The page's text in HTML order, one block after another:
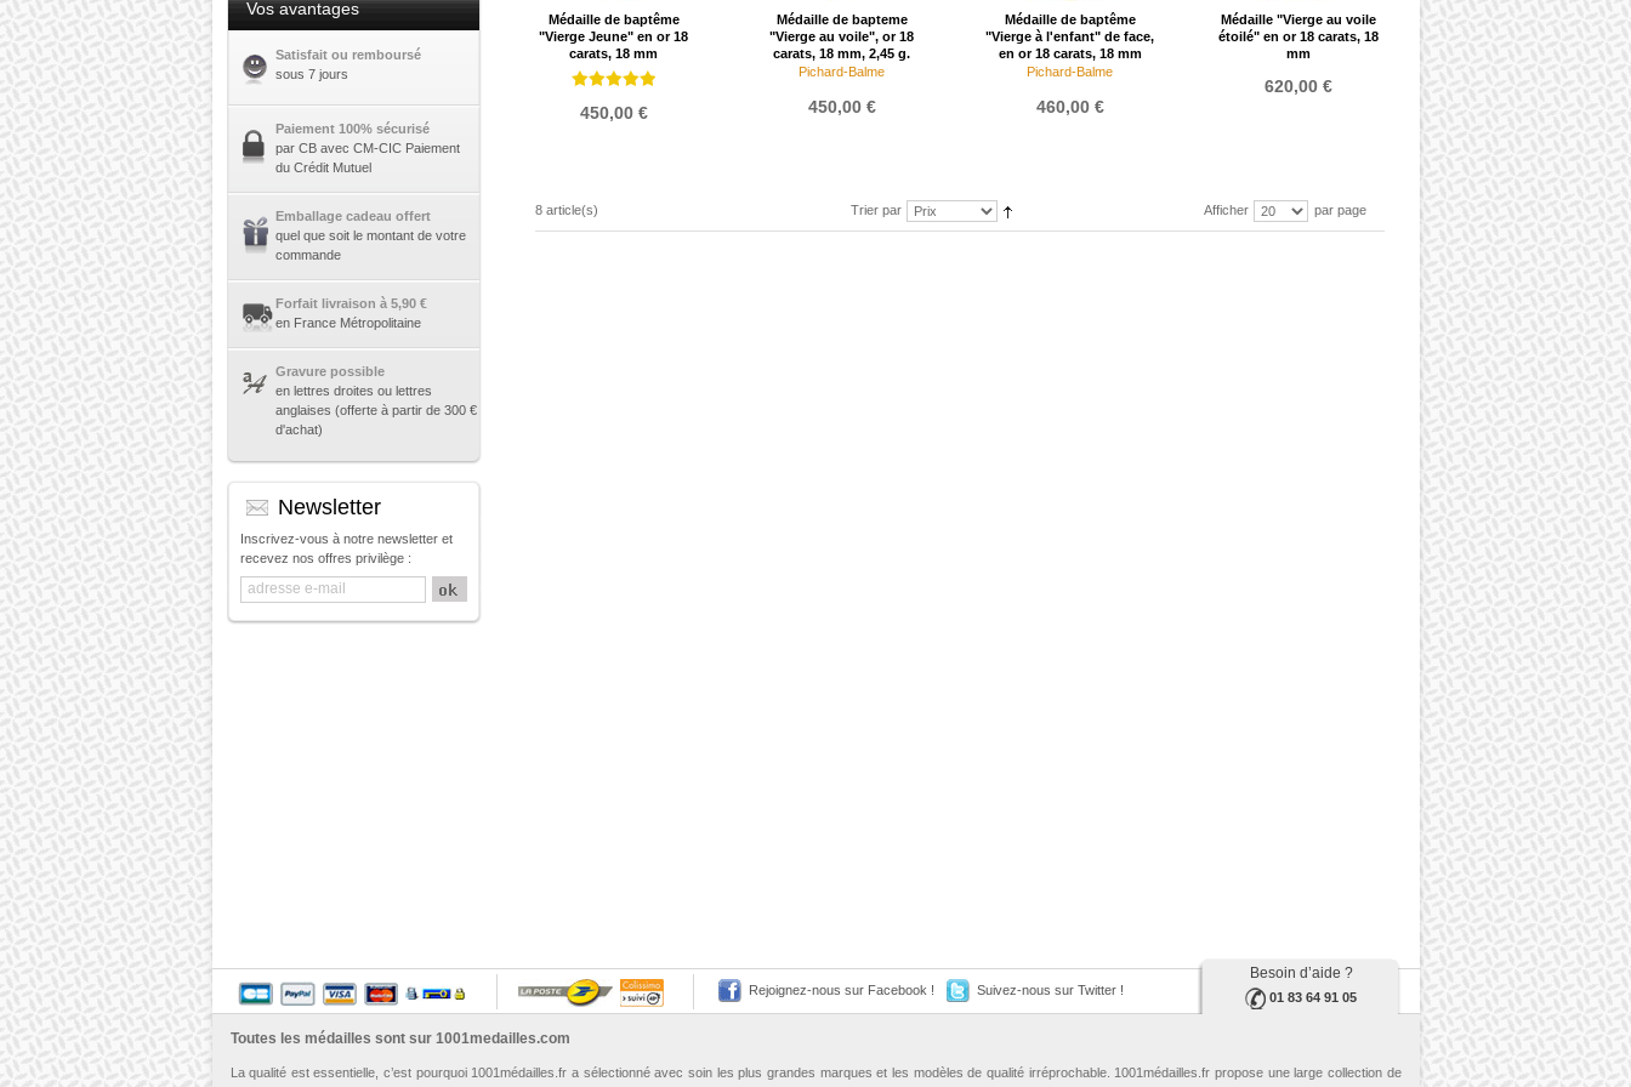
Médaille de baptême
"Vierge Jeune" en or 18
carats, 18 mm
450,00 €
Médaille de bapteme
"Vierge au voile", or 18
carats, 18 mm, 2,45 g.
Pichard-Balme
450,00 €
Médaille de baptême
"Vierge à l'enfant" de face,
en or 18 carats, 18 mm
Pichard-Balme
460,00 €
Médaille "Vierge au voile
étoilé" en or 18 carats, 18
mm
620,00 €
8 article(s) Trier par Afficher par page
Vos avantages
Satisfait ou remboursé
sous 7 jours
Paiement 100% sécurisé
par CB avec CM-CIC Paiement
du Crédit Mutuel
Emballage cadeau offert
quel que soit le montant de votre
commande
Forfait livraison à 5,90 €
en France Métropolitaine
Gravure possible
en lettres droites ou lettres
anglaises (offerte à partir de 300 €
d'achat)
Newsletter
Inscrivez-vous à notre newsletter et
recevez nos offres privilège :
Rejoignez-nous sur Facebook ! Suivez-nous sur Twitter !
Besoin d’aide ?
01 83 64 91 05
Toutes les médailles sont sur 1001medailles.com
La qualité est essentielle, c’est pourquoi 1001médailles.fr a sélectionné avec soin les plus grandes marques et les modèles de qualité irréprochable. 1001médailles.fr propose une large collection de